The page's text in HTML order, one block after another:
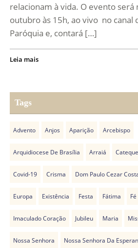
relacionam à vida. O evento será
outubro às 15h, ao vivo no canal
Paróquia e, contará […]
Leia mais
Tags
Advento Anjos Aparição Arcebispo
Arquidiocese De Brasília Arraiá
Covid-19 Crisma Dom Paulo Cezar
Europa Existência Festa Fátima Fé
Imaculado Coração Jubileu Maria
Nossa Senhora Nossa Senhora Da